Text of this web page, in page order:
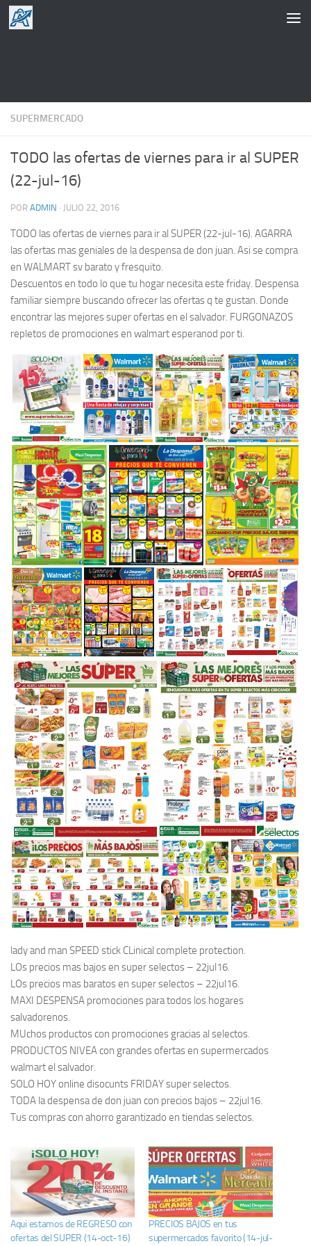
Saltar al contenido
SUPERMERCADO
TODO las ofertas de viernes para ir al SUPER
(22-jul-16)
POR ADMIN · JULIO 22, 2016
TODO las ofertas de viernes para ir al SUPER (22-jul-16). AGARRA
las ofertas mas geniales de la despensa de don juan. Asi se compra
en WALMART sv barato y fresquito.
Descuentos en todo lo que tu hogar necesita este friday. Despensa
familiar siempre buscando ofrecer las ofertas q te gustan. Donde
encontrar las mejores super ofertas en el salvador. FURGONAZOS
repletos de promociones en walmart esperanod por ti.
lady and man SPEED stick CLinical complete protection.
LOs precios mas bajos en super selectos – 22jul16.
LOs precios mas baratos en super selectos – 22jul16.
MAXI DESPENSA promociones para todos los hogares
salvadorenos.
MUchos productos con promociones gracias al selectos.
PRODUCTOS NIVEA con grandes ofertas en supermercados
walmart el salvador.
SOLO HOY online disocunts FRIDAY super selectos.
TODA la despensa de don juan con precios bajos – 22jul16.
Tus compras con ahorro garantizado en tiendas selectos.
Aqui estamos de REGRESO con
ofertas del SUPER (14-oct-16)
PRECIOS BAJOS en tus
supermercados favorito (14-jul-